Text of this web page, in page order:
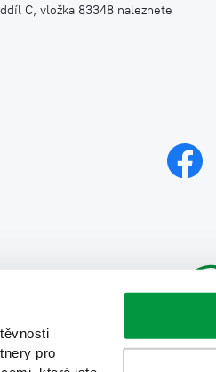
pro
C, vložka 83348 naleznete